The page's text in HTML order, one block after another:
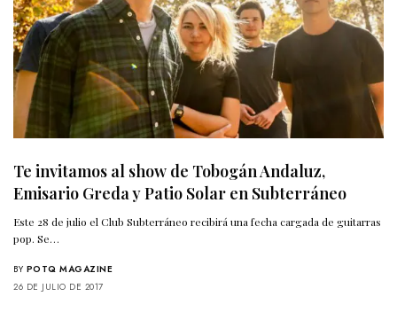
Te invitamos al show de Tobogán Andaluz,
Emisario Greda y Patio Solar en Subterráneo
Este 28 de julio el Club Subterráneo recibirá una fecha cargada de guitarras
pop. Se…
BY POTQ MAGAZINE
26 DE JULIO DE 2017